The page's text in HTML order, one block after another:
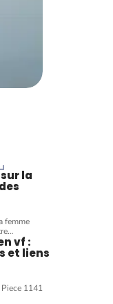
la
femme
…
vf :
et liens
1141